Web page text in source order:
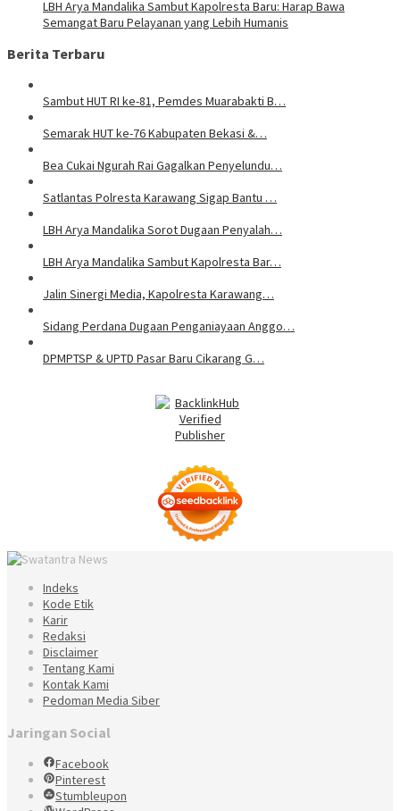
LBH Arya Mandalika Sambut Kapolresta Baru: Harap Bawa
Semangat Baru Pelayanan yang Lebih Humanis
Berita Terbaru
Sambut HUT RI ke-81, Pemdes Muarabakti B…
Semarak HUT ke-76 Kabupaten Bekasi &…
Bea Cukai Ngurah Rai Gagalkan Penyelundu…
Satlantas Polresta Karawang Sigap Bantu …
LBH Arya Mandalika Sorot Dugaan Penyalah…
LBH Arya Mandalika Sambut Kapolresta Bar…
Jalin Sinergi Media, Kapolresta Karawang…
Sidang Perdana Dugaan Penganiayaan Anggo…
DPMPTSP & UPTD Pasar Baru Cikarang G…
Indeks
Kode Etik
Karir
Redaksi
Disclaimer
Tentang Kami
Kontak Kami
Pedoman Media Siber
Jaringan Social
Facebook
Pinterest
Stumbleupon